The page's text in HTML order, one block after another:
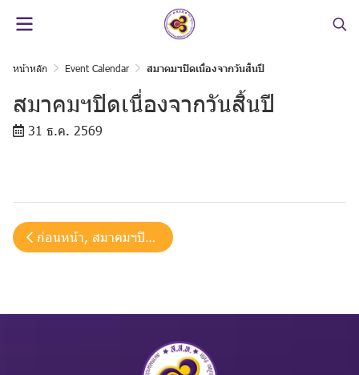
หน้าหลัก Event Calendar สมาคมฯปิดเนื่องจากวันสิ้นปี
สมาคมฯปิดเนื่องจากวันสิ้นปี
31 ธ.ค. 2569
ก่อนหน้า, สมาคมฯปิดเนื่องจากวันรัฐธรรมนูญ